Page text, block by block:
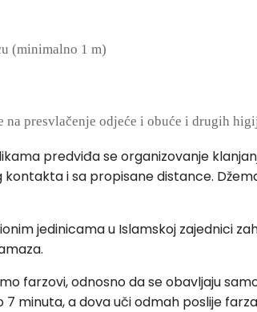
(minimalno 1 m)
presvlačenje odjeće i obuće i drugih
predviđa se organizovanje
i sa propisane distance.
jedinicama u Islamskoj zajednici
farzovi, odnosno da se obavljaju
minuta, a dova uči odmah poslije